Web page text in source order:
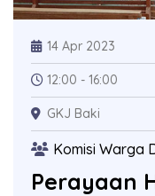
14 Apr 2023
12:00 - 16:00
GKJ Baki
Komisi Warga
Perayaan